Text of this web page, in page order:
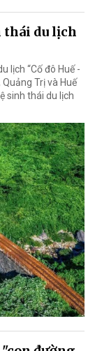
thái du lịch
lịch “Cố đô Huế -
Trị và Huế
sinh thái du lịch